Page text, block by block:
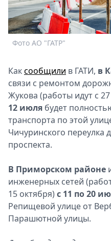
Звезды
Выборы
2026
Скачай
Фото АО "ГАТР"
Каксообщили в ГАТИ, в
связи с ремонтом
Жукова (работы идут с
12 июля будет
транспорта по этой
Чичуринского переулка
проспекта.
В Приморском районе
инженерных сетей
15 октября)с 11 по 20
Репищевой улице от
Парашютной улицы.